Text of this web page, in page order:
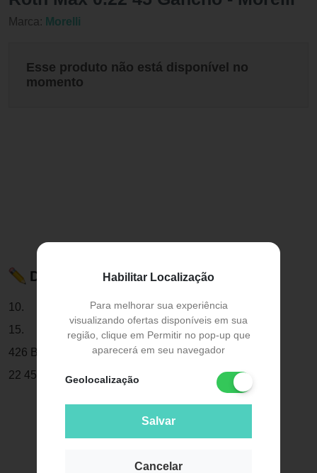
Habilitar Localização
Para melhorar sua experiência
visualizando ofertas disponíveis em sua
região, clique em Permitir no pop-up que
aparecerá em seu navegador
Geolocalização
Salvar
Cancelar
Marca: Morelli
Esse produto não está disponível no
momento
Descrição do Produto
10.
15.
426 Bráquete Prescrição Roth Max 0.
22 45 Gancho - Morell